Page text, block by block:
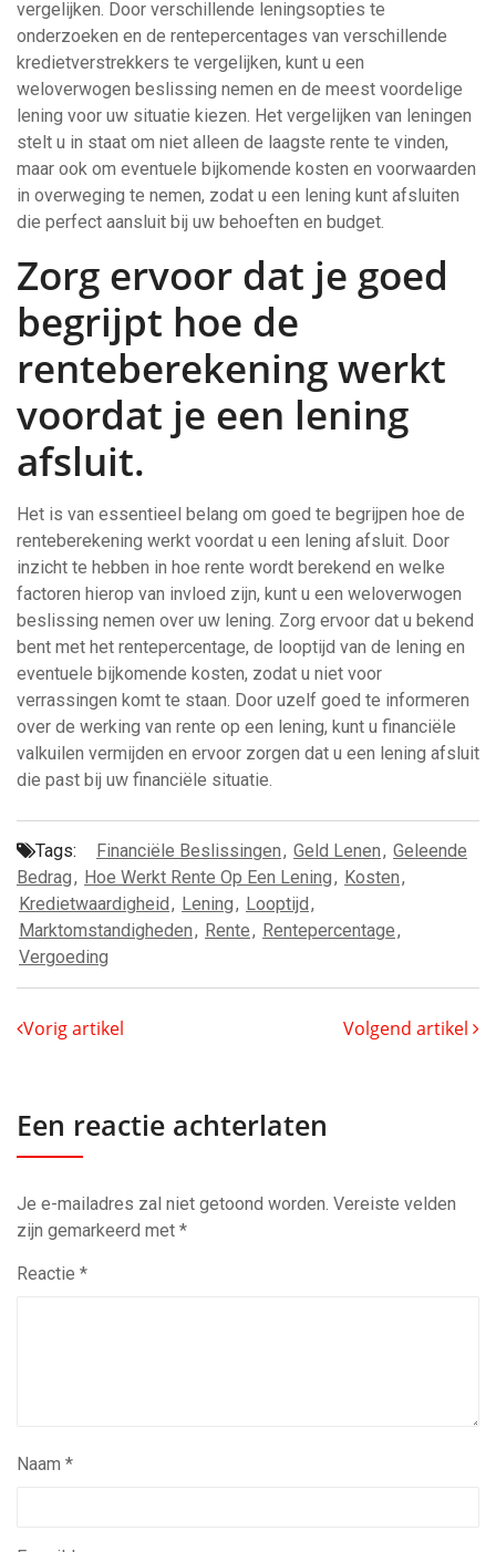
vergelijken. Door verschillende leningsopties te
onderzoeken en de rentepercentages van verschillende
kredietverstrekkers te vergelijken, kunt u een
weloverwogen beslissing nemen en de meest voordelige
lening voor uw situatie kiezen. Het vergelijken van leningen
stelt u in staat om niet alleen de laagste rente te vinden,
maar ook om eventuele bijkomende kosten en voorwaarden
in overweging te nemen, zodat u een lening kunt afsluiten
die perfect aansluit bij uw behoeften en budget.
Zorg ervoor dat je goed
begrijpt hoe de
renteberekening werkt
voordat je een lening
afsluit.
Het is van essentieel belang om goed te begrijpen hoe de
renteberekening werkt voordat u een lening afsluit. Door
inzicht te hebben in hoe rente wordt berekend en welke
factoren hierop van invloed zijn, kunt u een weloverwogen
beslissing nemen over uw lening. Zorg ervoor dat u bekend
bent met het rentepercentage, de looptijd van de lening en
eventuele bijkomende kosten, zodat u niet voor
verrassingen komt te staan. Door uzelf goed te informeren
over de werking van rente op een lening, kunt u financiële
valkuilen vermijden en ervoor zorgen dat u een lening afsluit
die past bij uw financiële situatie.
Tags: Financiële Beslissingen, Geld Lenen, Geleende
Bedrag, Hoe Werkt Rente Op Een Lening, Kosten,
Kredietwaardigheid, Lening, Looptijd,
Marktomstandigheden, Rente, Rentepercentage,
Vergoeding
Vorig artikel Volgend artikel
Een reactie achterlaten
Je e-mailadres zal niet getoond worden. Vereiste velden
zijn gemarkeerd met *
Reactie *
Naam *